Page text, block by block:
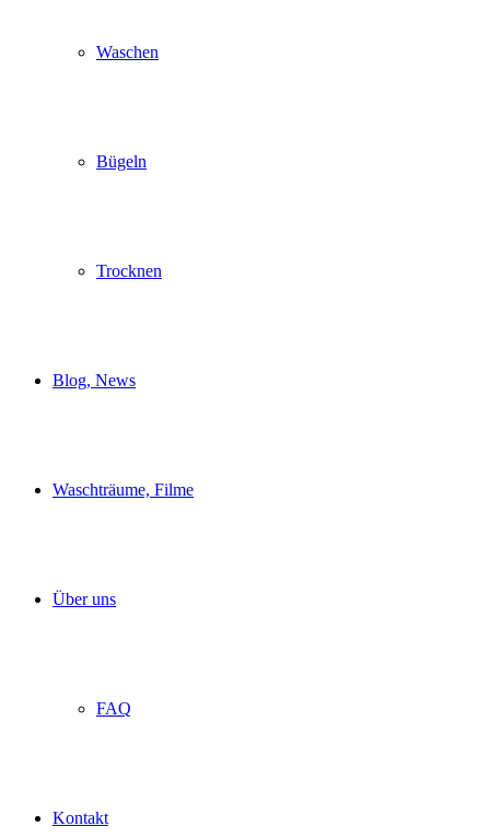
Waschen
Bügeln
Trocknen
Blog, News
Waschträume, Filme
Über uns
FAQ
Kontakt